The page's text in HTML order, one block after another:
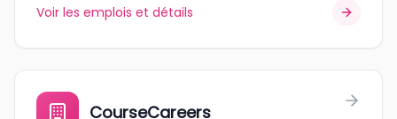
Voir les emplois et détails
CourseCareers